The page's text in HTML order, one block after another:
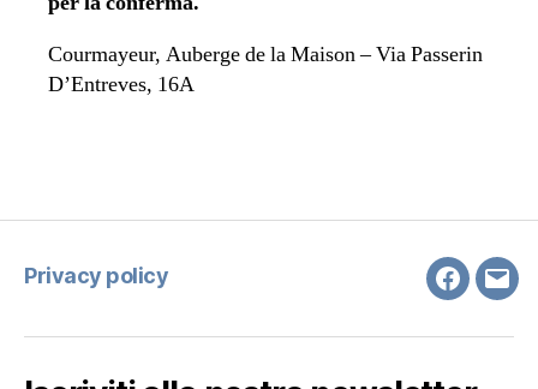
Courmayeur, Auberge de la Maison – Via Passerin
D’Entreves, 16A
Privacy policy